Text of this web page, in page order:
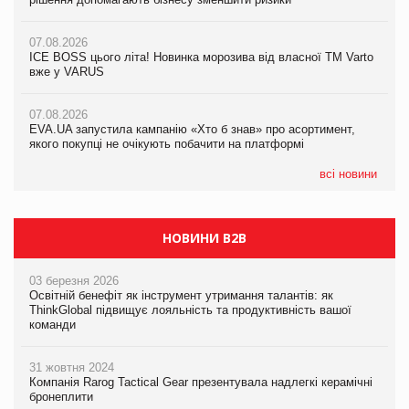
07.08.2026
ICE BOSS цього літа! Новинка морозива від власної ТМ Varto
вже у VARUS
07.08.2026
EVA.UA запустила кампанію «Хто б знав» про асортимент,
якого покупці не очікують побачити на платформі
всі новини
07.08.2026
ICE BOSS цього літа! Новинка морозива від власної ТМ Varto
вже у VARUS
07.08.2026
EVA.UA запустила кампанію «Хто б знав» про асортимент,
якого покупці не очікують побачити на платформі
Продажі Hugo Boss впали на 9%
НОВИНИ B2B
03 березня 2026
Освітній бенефіт як інструмент утримання талантів: як
ThinkGlobal підвищує лояльність та продуктивність вашої
команди
31 жовтня 2024
Компанія Rarog Tactical Gear презентувала надлегкі керамічні
бронеплити